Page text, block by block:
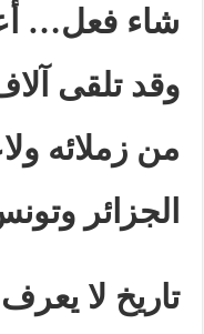
شاء فعل…
وقد تلقى
من زملائه
الجزائر
تاريخ لا يعرف